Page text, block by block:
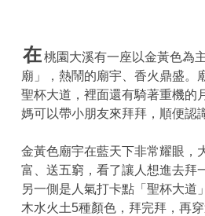
在桃園大溪有一座以金黃色為
廟」，熱鬧的廟宇、香火鼎盛。
聖杯大道，裡面還有騎著重機的
媽可以帶小朋友來拜拜，順便認
金黃色廟宇在藍天下非常耀眼，
富、送五窮，看了讓人想進去拜
另一側是人氣打卡點「聖杯大道
木水火土5種顏色，拜完拜，再